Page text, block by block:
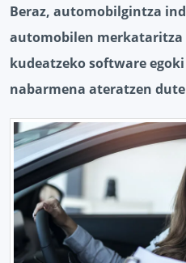
Beraz, automobilgintza
automobilen
kudeatzeko software
nabarmena ateratzen